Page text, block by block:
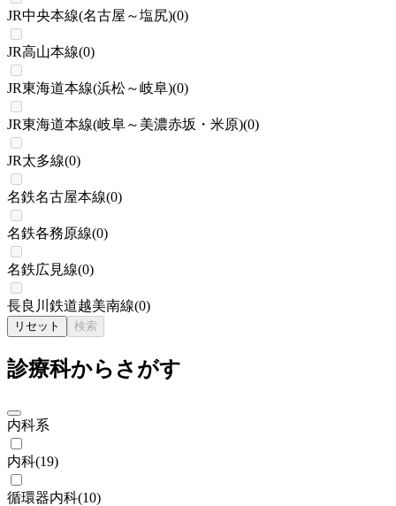
JR中央本線(名古屋～塩尻)(0)
JR高山本線(0)
JR東海道本線(浜松～岐阜)(0)
JR東海道本線(岐阜～美濃赤坂・米原)(0)
JR太多線(0)
名鉄名古屋本線(0)
名鉄各務原線(0)
名鉄広見線(0)
長良川鉄道越美南線(0)
リセット 検索
診療科からさがす
内科系
内科(19)
循環器内科(10)